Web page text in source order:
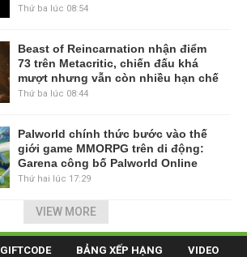
Thứ ba lúc 08:54
Beast of Reincarnation nhận điểm
73 trên Metacritic, chiến đấu khá
mượt nhưng vẫn còn nhiều hạn chế
Thứ ba lúc 08:44
Palworld chính thức bước vào thế
giới game MMORPG trên di động:
Garena công bố Palworld Online
Thứ hai lúc 17:29
VIEW MORE
GIFTCODE BẢNG XẾP HẠNG VIDEO